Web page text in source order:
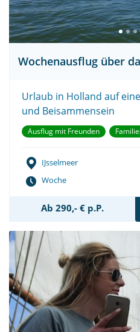
Wochenausflug über
Urlaub in Holland auf
und Beisammensein
Ausflug mit Freunden
IJsselmeer
Woche
Ab 290,- € p.P.